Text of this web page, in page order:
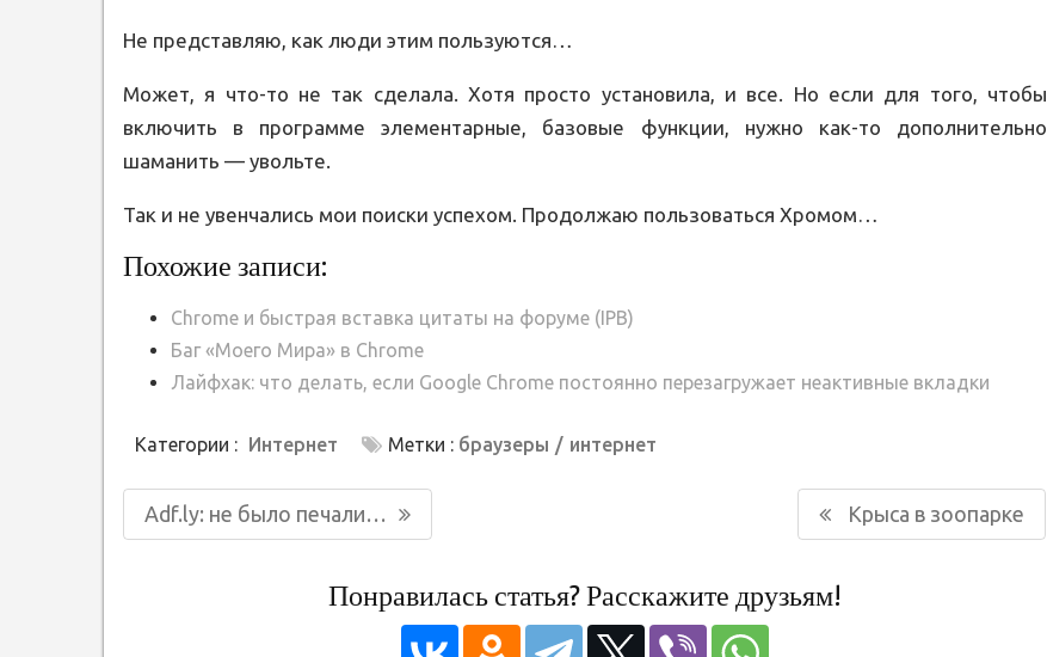
Не представляю, как люди этим пользуются…
Может, я что-то не так сделала. Хотя просто установила, и все. Но если для того, чтобы
включить в программе элементарные, базовые функции, нужно как-то дополнительно
шаманить — увольте.
Так и не увенчались мои поиски успехом. Продолжаю пользоваться Хромом…
Похожие записи:
Chrome и быстрая вставка цитаты на форуме (IPB)
Баг «Моего Мира» в Chrome
Лайфхак: что делать, если Google Chrome постоянно перезагружает неактивные вкладки
Категории : Интернет Метки : браузеры интернет
Навигация
поПредыдущая
Adf.ly: не было печали…
Следующая
Крыса в зоопарке
Понравилась статья? Расскажите друзьям!